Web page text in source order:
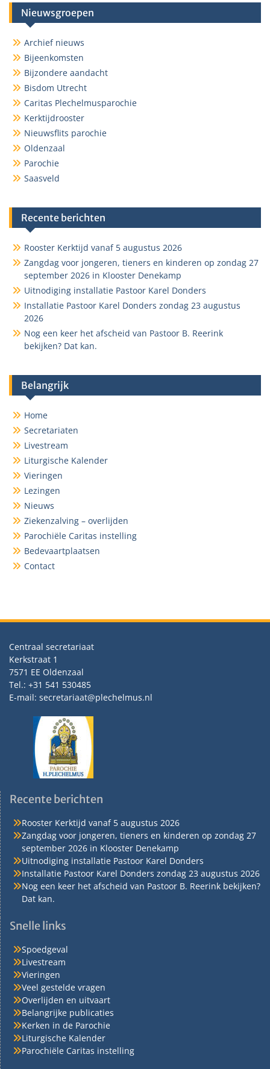
Nieuwsgroepen
Archief nieuws
Bijeenkomsten
Bijzondere aandacht
Bisdom Utrecht
Caritas Plechelmusparochie
Kerktijdrooster
Nieuwsflits parochie
Oldenzaal
Parochie
Saasveld
Recente berichten
Rooster Kerktijd vanaf 5 augustus 2026
Zangdag voor jongeren, tieners en kinderen op zondag 27
september 2026 in Klooster Denekamp
Uitnodiging installatie Pastoor Karel Donders
Installatie Pastoor Karel Donders zondag 23 augustus
2026
Nog een keer het afscheid van Pastoor B. Reerink
bekijken? Dat kan.
Belangrijk
Home
Secretariaten
Livestream
Liturgische Kalender
Vieringen
Lezingen
Nieuws
Ziekenzalving – overlijden
Parochiële Caritas instelling
Bedevaartplaatsen
Contact
Centraal secretariaat
Kerkstraat 1
7571 EE Oldenzaal
Tel.: +31 541 530485
E-mail: secretariaat@plechelmus.nl
Recente berichten
Rooster Kerktijd vanaf 5 augustus 2026
Zangdag voor jongeren, tieners en kinderen op zondag 27
september 2026 in Klooster Denekamp
Uitnodiging installatie Pastoor Karel Donders
Installatie Pastoor Karel Donders zondag 23 augustus 2026
Nog een keer het afscheid van Pastoor B. Reerink bekijken?
Dat kan.
Snelle links
Spoedgeval
Livestream
Vieringen
Veel gestelde vragen
Overlijden en uitvaart
Belangrijke publicaties
Kerken in de Parochie
Liturgische Kalender
Parochiële Caritas instelling